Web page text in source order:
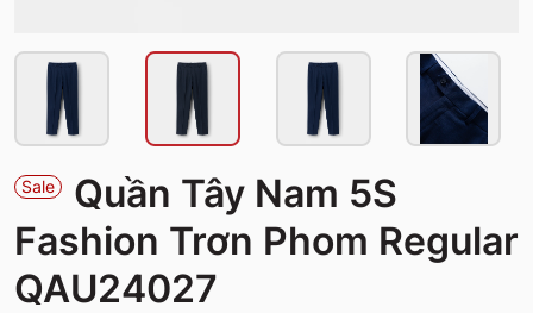
Sale
Quần Tây Nam 5S
Fashion Trơn Phom Regular
QAU24027